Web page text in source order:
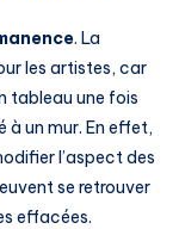
. La
les artistes, car
tableau une fois
à un mur. En effet,
l’aspect des
se retrouver
effacées.